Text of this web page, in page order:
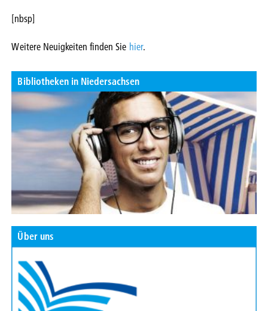
[nbsp]
Weitere Neuigkeiten finden Sie hier.
Bibliotheken in Niedersachsen
Über uns